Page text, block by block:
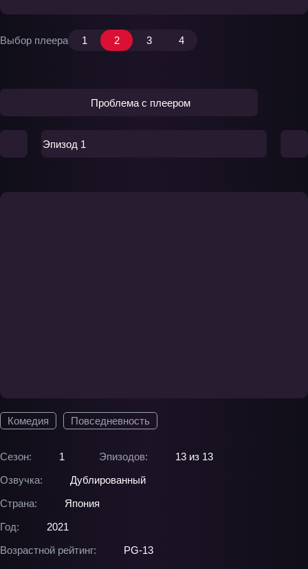
Комедия Повседневность
Сезон: 1 Эпизодов:
13 из 13
Озвучка:
Дублированный
Страна:
Япония
Год:
2021
Возрастной рейтинг:
PG-13
Выбор плеера 1 2 3 4
Проблема с плеером
Эпизод 1